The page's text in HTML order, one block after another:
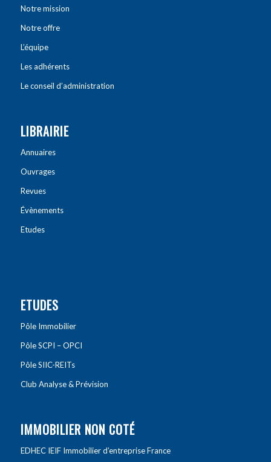
Notre mission
Notre offre
L’équipe
Les adhérents
Le conseil d’administration
LIBRAIRIE
Annuaires
Ouvrages
Revues
Évènements
Etudes
ETUDES
Pôle Immobilier
Pôle SCPI – OPCI
Pôle SIIC-REITs
Club Analyse & Prévision
IMMOBILIER NON COTÉ
EDHEC IEIF Immobilier d’entreprise France